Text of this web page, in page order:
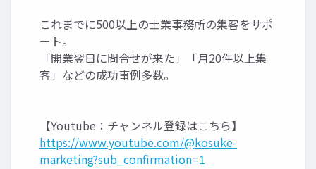
これまでに500以上の士業事務所の集客をサポ
ート。
「開業翌日に問合せが来た」「月20件以上集
客」などの成功事例多数。
【Youtube：チャンネル登録はこちら】
https://www.youtube.com/@kosuke-
marketing?sub_confirmation=1